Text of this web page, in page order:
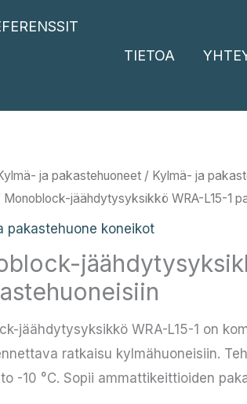
TIETOA
ja pakastehuoneet / Kylmä- ja
Monoblock-jäähdytysyksikkö WRA-L15-1
pakastehuone koneikot
jäähdytysyksikkö WRA-L15-1 on
ratkaisu kylmähuoneisiin.
-10 °C. Sopii ammattikeittioiden